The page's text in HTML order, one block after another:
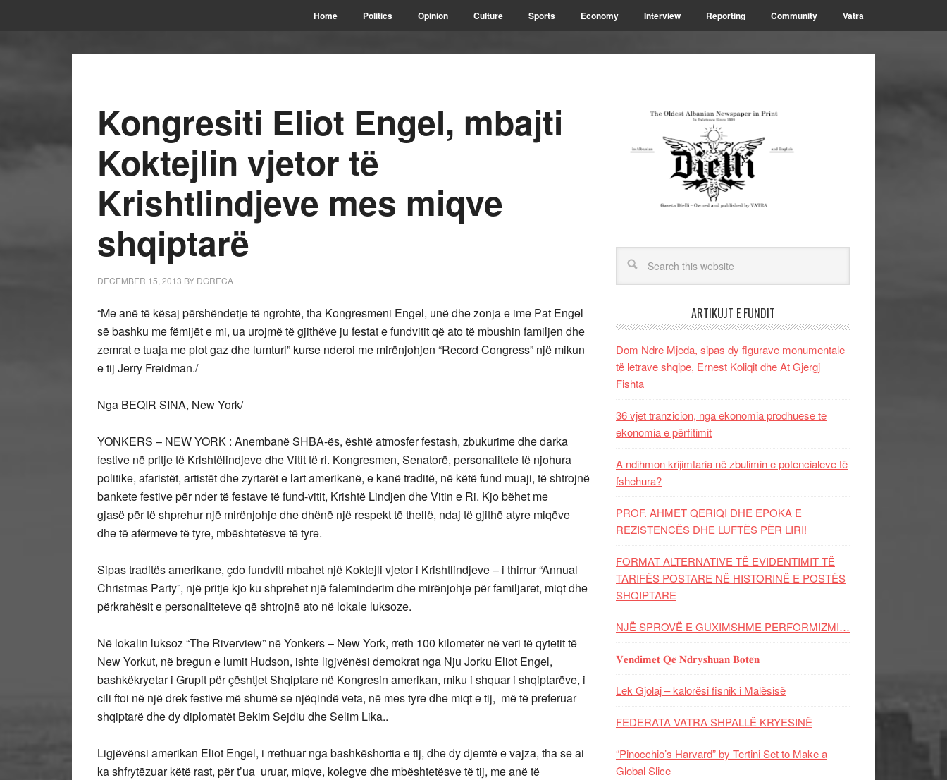
Home Politics Opinion Culture Sports Economy Interview Reporting Community Vatra
Kongresiti Eliot Engel, mbajti
Koktejlin vjetor të
Krishtlindjeve mes miqve
shqiptarë
DECEMBER 15, 2013 BY DGRECA
“Me anë të kësaj përshëndetje të ngrohtë, tha Kongresmeni Engel, unë dhe zonja e ime Pat Engel
së bashku me fëmijët e mi, ua urojmë të gjithëve ju festat e fundvitit që ato të mbushin familjen dhe
zemrat e tuaja me plot gaz dhe lumturi” kurse nderoi me mirënjohjen “Record Congress” një mikun
e tij Jerry Freidman./
Nga BEQIR SINA, New York/
YONKERS – NEW YORK : Anembanë SHBA-ës, është atmosfer festash, zbukurime dhe darka
festive në pritje të Krishtëlindjeve dhe Vitit të ri. Kongresmen, Senatorë, personalitete të njohura
politike, afaristët, artistët dhe zyrtarët e lart amerikanë, e kanë traditë, në këtë fund muaji, të shtrojnë
bankete festive për nder të festave të fund-vitit, Krishtë Lindjen dhe Vitin e Ri. Kjo bëhet me
gjasë për të shprehur një mirënjohje dhe dhënë një respekt të thellë, ndaj të gjithë atyre miqëve
dhe të afërmeve të tyre, mbështetësve të tyre.
Sipas traditës amerikane, çdo fundviti mbahet një Koktejli vjetor i Krishtlindjeve – i thirrur “Annual
Christmas Party”, një pritje kjo ku shprehet një faleminderim dhe mirënjohje për familjaret, miqt dhe
përkrahësit e personaliteteve që shtrojnë ato në lokale luksoze.
Në lokalin luksoz “The Riverview” në Yonkers – New York, rreth 100 kilometër në veri të qytetit të
New Yorkut, në bregun e lumit Hudson, ishte ligjvënësi demokrat nga Nju Jorku Eliot Engel,
bashkëkryetar i Grupit për çështjet Shqiptare në Kongresin amerikan, miku i shquar i shqiptarëve, i
cili ftoi në një drek festive më shumë se njëqindë veta, në mes tyre dhe miqt e tij, më të preferuar
shqiptarë dhe dy diplomatët Bekim Sejdiu dhe Selim Lika..
Ligjëvënsi amerikan Eliot Engel, i rrethuar nga bashkëshortia e tij, dhe dy djemtë e vajza, tha se ai
ka shfrytëzuar këtë rast, për t’ua uruar, miqve, kolegve dhe mbështetësve të tij, me anë të
ARTIKUJT E FUNDIT
Dom Ndre Mjeda, sipas dy figurave monumentale
të letrave shqipe, Ernest Koliqit dhe At Gjergj
Fishta
36 vjet tranzicion, nga ekonomia prodhuese te
ekonomia e përfitimit
A ndihmon krijimtaria në zbulimin e potencialeve të
fshehura?
PROF. AHMET QERIQI DHE EPOKA E
REZISTENCЁS DHE LUFTЁS PЁR LIRI!
FORMAT ALTERNATIVE TË EVIDENTIMIT TË
TARIFËS POSTARE NË HISTORINË E POSTËS
SHQIPTARE
NJË SPROVË E GUXIMSHME PERFORMIZMI…
𝐕𝐞𝐧𝐝𝐢𝐦𝐞𝐭 𝐐𝐞̈ 𝐍𝐝𝐫𝐲𝐬𝐡𝐮𝐚𝐧 𝐁𝐨𝐭𝐞̈𝐧
Lek Gjolaj – kalorësi fisnik i Malësisë
FEDERATA VATRA SHPALLË KRYESINË
“Pinocchio’s Harvard” by Tertini Set to Make a
Global Slice